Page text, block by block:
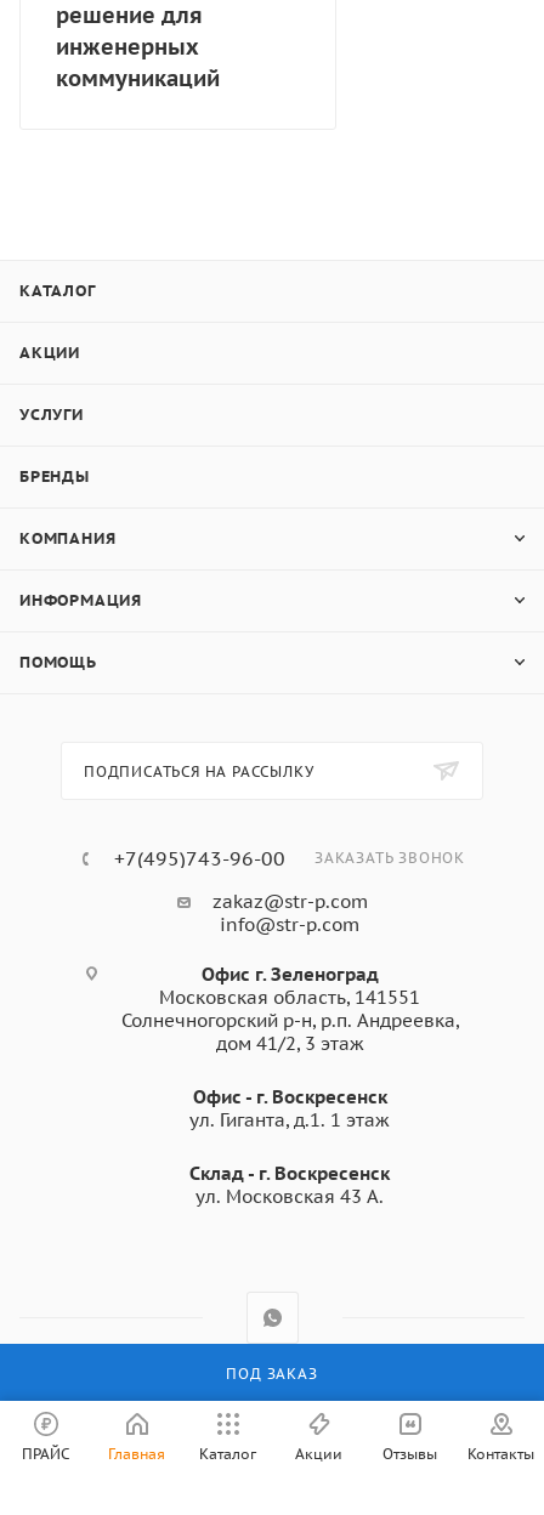
ПОД ЗАКАЗ
решение для
инженерных
коммуникаций
КАТАЛОГ
АКЦИИ
УСЛУГИ
БРЕНДЫ
КОМПАНИЯ
ИНФОРМАЦИЯ
ПОМОЩЬ
ПОДПИСАТЬСЯ НА РАССЫЛКУ
+7(495)743-96-00 ЗАКАЗАТЬ ЗВОНОК
zakaz@str-p.com
info@str-p.com
Офис г. Зеленоград
Московская область, 141551
Солнечногорский р-н, р.п. Андреевка,
дом 41/2, 3 этаж
Офис - г. Воскресенск
ул. Гиганта, д.1. 1 этаж
Склад - г. Воскресенск
ул. Московская 43 А.
2003 - 2026 © Все права защищены
ПРАЙС Главная Каталог Акции Отзывы Контакты